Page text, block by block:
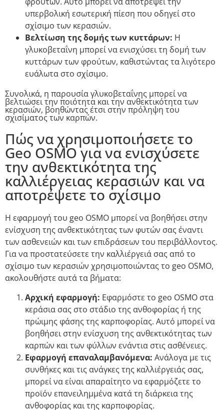
υπερβολική εσωτερική πίεση που οδηγεί στο
σχίσιμο των κερασιών.
Βελτίωση της δομής των κυττάρων: Η
γλυκοβεταΐνη μπορεί να ενισχύσει τη δομή των
κυττάρων των φρούτων, καθιστώντας τα λιγότερο
ευάλωτα στο σχίσιμο.
Συνολικά, η παρουσία γλυκοβεταΐνης μπορεί να
βελτιώσει την ποιότητα και την ανθεκτικότητα των
κερασιών, βοηθώντας έτσι στην πρόληψη του
σχισίματος των καρπών.
Πώς να χρησιμοποιήσετε το
Geo OSMO για να ενισχύσετε
την ανθεκτικότητα της
καλλιέργειας κερασιών και να
αποτρέψετε το σχίσιμο
Η εφαρμογή του geo OSMO μπορεί να βοηθήσει στην
ενίσχυση της ανθεκτικότητας των φυτών σας έναντι
των ασθενειών και των επιδράσεων του περιβάλλοντος.
Για να προστατεύσετε την καλλιέργειά σας από το
σχίσιμο των κερασιών χρησιμοποιώντας το geo OSMO,
ακολουθήστε αυτά τα βήματα:
Αρχική εφαρμογή: Εφαρμόστε το geo OSMO στα
κεράσια σας στο στάδιο της ανθοφορίας ή της
πρώιμης φάσης της καρποφορίας. Αυτό μπορεί να
βοηθήσει στην ενίσχυση της ανθεκτικότητας των
καρπών και των φύλλων ενάντια στις ασθένειες.
Εφαρμογή επαναλαμβανόμενα: Ανάλογα με τις
συνθήκες και τις ανάγκες της καλλιέργειάς σας,
μπορεί να είναι απαραίτητο να εφαρμόζετε το
προϊόν επανειλημμένα κατά τη διάρκεια της
ανθοφορίας και της καρποφορίας.